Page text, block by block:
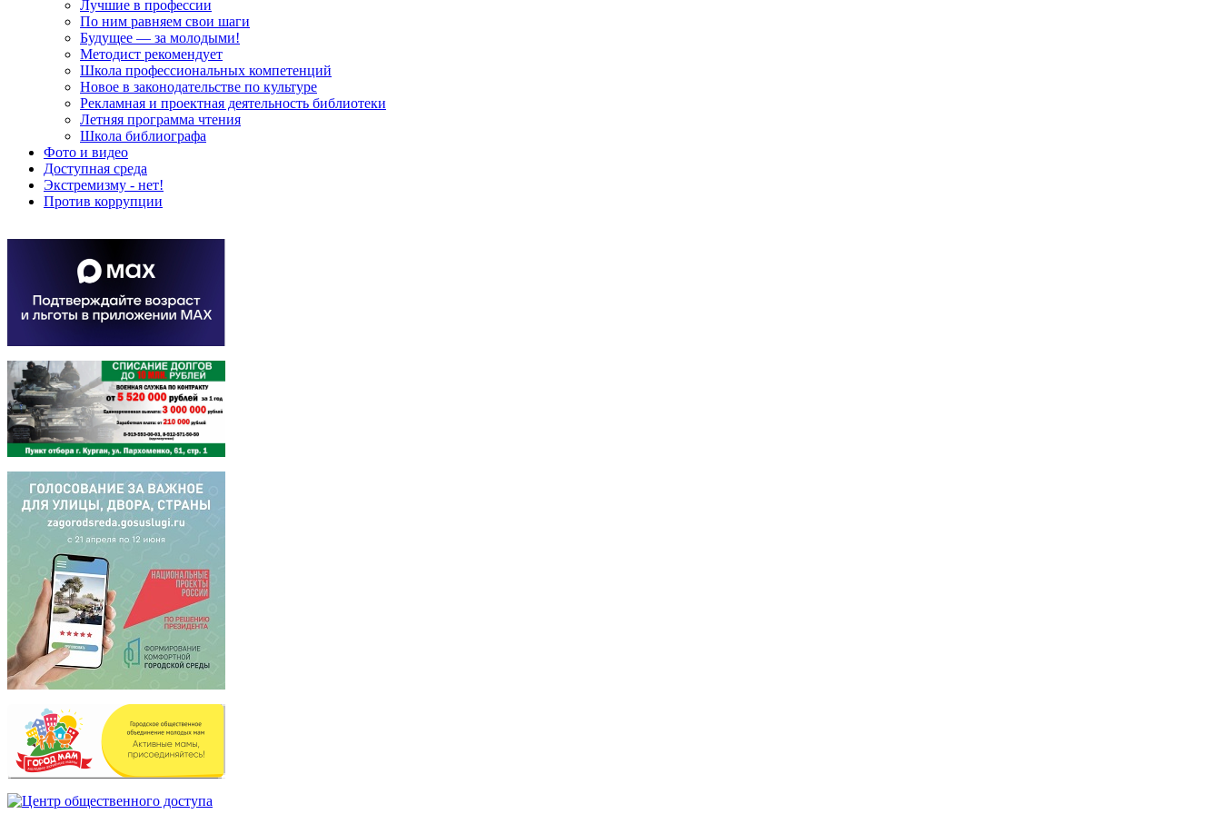
Лучшие в профессии
По ним равняем свои шаги
Будущее — за молодыми!
Методист рекомендует
Школа профессиональных компетенций
Новое в законодательстве по культуре
Рекламная и проектная деятельность библиотеки
Летняя программа чтения
Школа библиографа
Фото и видео
Доступная среда
Экстремизму - нет!
Против коррупции